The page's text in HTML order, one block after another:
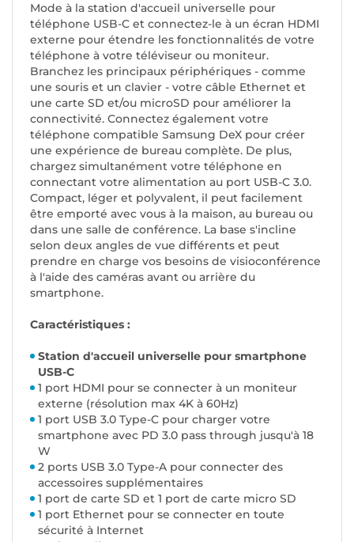
Mode à la station d'accueil universelle pour
téléphone USB-C et connectez-le à un écran HDMI
externe pour étendre les fonctionnalités de votre
téléphone à votre téléviseur ou moniteur.
Branchez les principaux périphériques - comme
une souris et un clavier - votre câble Ethernet et
une carte SD et/ou microSD pour améliorer la
connectivité. Connectez également votre
téléphone compatible Samsung DeX pour créer
une expérience de bureau complète. De plus,
chargez simultanément votre téléphone en
connectant votre alimentation au port USB-C 3.0.
Compact, léger et polyvalent, il peut facilement
être emporté avec vous à la maison, au bureau ou
dans une salle de conférence. La base s'incline
selon deux angles de vue différents et peut
prendre en charge vos besoins de visioconférence
à l'aide des caméras avant ou arrière du
smartphone.
Caractéristiques :
Station d'accueil universelle pour smartphone
USB-C
1 port HDMI pour se connecter à un moniteur
externe (résolution max 4K à 60Hz)
1 port USB 3.0 Type-C pour charger votre
smartphone avec PD 3.0 pass through jusqu'à 18
W
2 ports USB 3.0 Type-A pour connecter des
accessoires supplémentaires
1 port de carte SD et 1 port de carte micro SD
1 port Ethernet pour se connecter en toute
sécurité à Internet